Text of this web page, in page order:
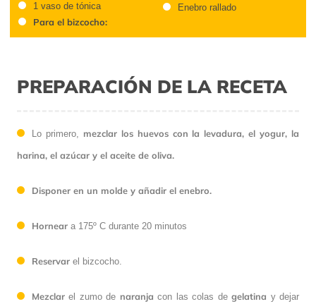
1 vaso de tónica
Para el bizcocho:
Enebro rallado
PREPARACIÓN DE LA RECETA
Lo primero, mezclar los huevos con la levadura, el yogur, la
harina, el azúcar y el aceite de oliva.
Disponer en un molde y añadir el enebro.
Hornear a 175º C durante 20 minutos
Reservar el bizcocho.
Mezclar el zumo de naranja con las colas degelatina y dejar